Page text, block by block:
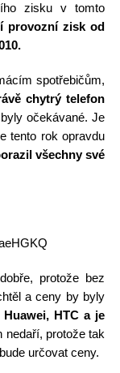
zisku v tomto
provozní zisk od
spotřebičům,
chytrý telefon
očekávané. Je
tento rok opravdu
všechny své
protože bez
a ceny by byly
HTC a je
nedaří, protože tak
určovat ceny.